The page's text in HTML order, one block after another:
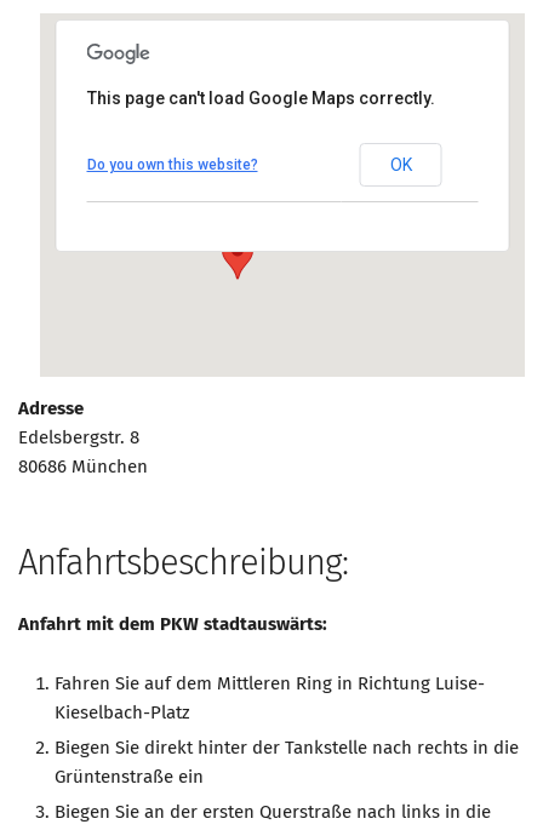
Arbeitsgruppen
Mentoring
Partnerschaften
CLUB-KOMMUNIKATION
Newsletter
Clubmagazin
MITGLIEDSCHAFT
PODCAST
AKTUELLES
KONTAKT
MCM Geschäftsstelle
Edelsbergstr. 8, 80686 München
This page can't load Google Maps correctly.
Do you own this website? OK
Adresse
Edelsbergstr. 8
80686 München
Anfahrtsbeschreibung:
Anfahrt mit dem PKW stadtauswärts:
Fahren Sie auf dem Mittleren Ring in Richtung Luise-
Kieselbach-Platz
Biegen Sie direkt hinter der Tankstelle nach rechts in die
Grüntenstraße ein
Biegen Sie an der ersten Querstraße nach links in die